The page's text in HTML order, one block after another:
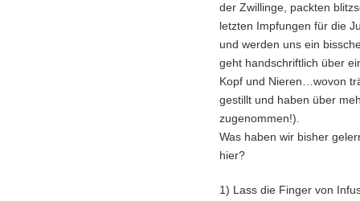
der Zwillinge, packten
letzten Impfungen für die
und werden uns ein
geht handschriftlich über
Kopf und Nieren…wovon
gestillt und haben über
zugenommen!).
Was haben wir bisher
hier?
1) Lass die Finger von